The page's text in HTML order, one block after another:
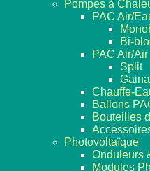
Pompes à
PAC Air/
Bi-
PAC Air/Air
Split
Chauffe-
Ballons
Bouteilles
Photovoltaïque
Onduleurs
Modules